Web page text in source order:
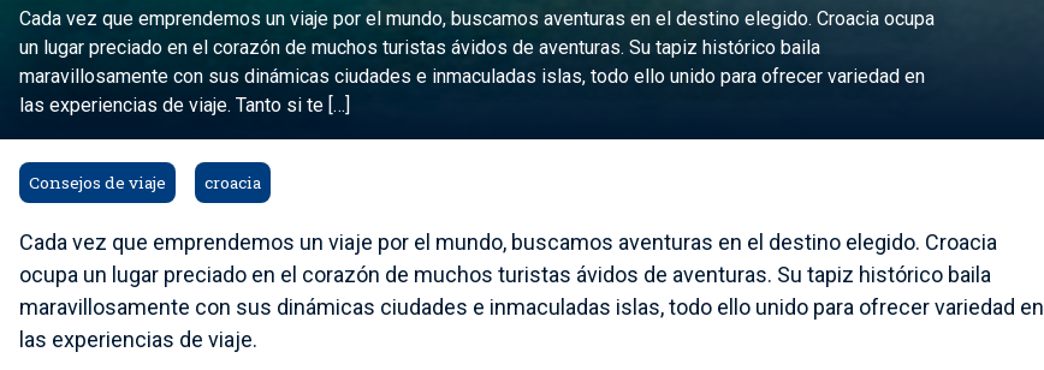
Cada vez que emprendemos un viaje por el mundo, buscamos aventuras en el destino elegido. Croacia ocupa
un lugar preciado en el corazón de muchos turistas ávidos de aventuras. Su tapiz histórico baila
maravillosamente con sus dinámicas ciudades e inmaculadas islas, todo ello unido para ofrecer variedad en
las experiencias de viaje. Tanto si te […]
Consejos de viaje croacia
Cada vez que emprendemos un viaje por el mundo, buscamos aventuras en el destino elegido. Croacia
ocupa un lugar preciado en el corazón de muchos turistas ávidos de aventuras. Su tapiz histórico baila
maravillosamente con sus dinámicas ciudades e inmaculadas islas, todo ello unido para ofrecer variedad en
las experiencias de viaje.